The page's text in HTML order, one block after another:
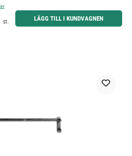
använd knapparna för att öka eller minska kvantiteten.
st. LÄGG TILL I KUNDVAGNEN